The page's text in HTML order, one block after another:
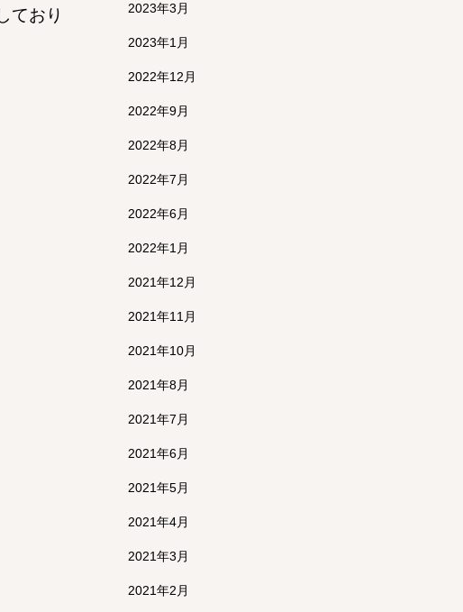
ており
2023年3月
2023年1月
2022年12月
2022年9月
2022年8月
2022年7月
2022年6月
2022年1月
2021年12月
2021年11月
2021年10月
2021年8月
2021年7月
2021年6月
2021年5月
2021年4月
2021年3月
2021年2月